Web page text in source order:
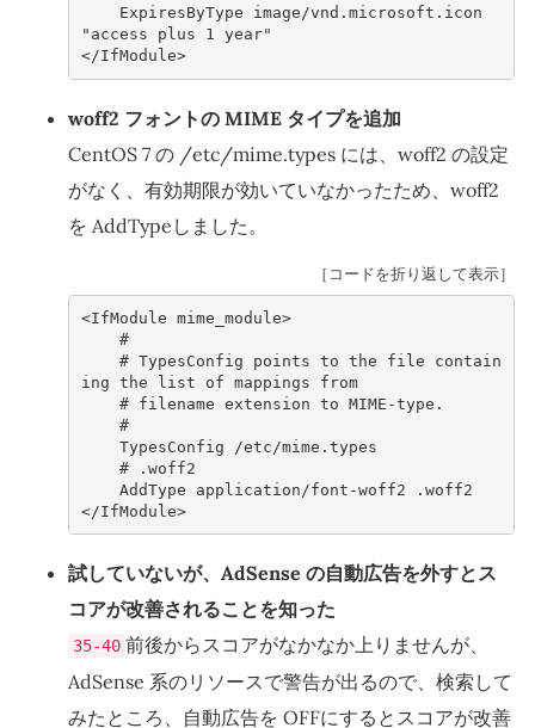
"access plus 1 year"
</IfModule>
woff2 フォントの MIME タイプを追加
CentOS 7 の /etc/mime.types には、woff2 の設定
がなく、有効期限が効いていなかったため、woff2
を AddTypeしました。
［コードを折り返して表示］
<IfModule mime_module>
    #
    #
TypesConfig points to the file
contain
ing the list of mappings
from
    #
filename extension to
    #
    #
.woff2
    AddType application/font-woff2 .woff2
</IfModule>
試していないが、AdSense の自動広告を外すとス
コアが改善されることを知った
35-40 前後からスコアがなかなか上りませんが、
AdSense 系のリソースで警告が出るので、検索して
みたところ、自動広告を OFFにするとスコアが改善